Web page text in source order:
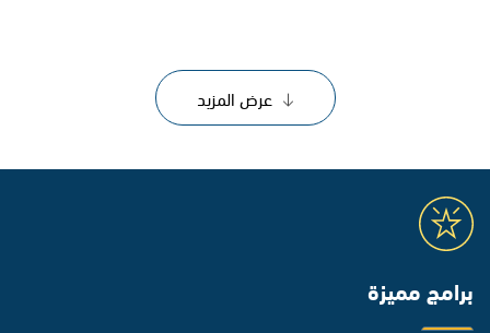
عرض المزيد
برامج مميزة